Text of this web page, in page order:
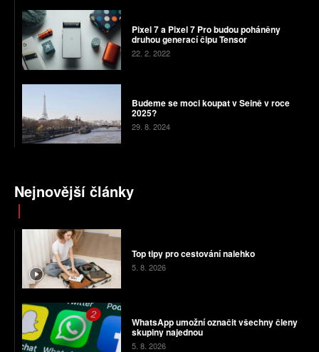
Pixel 7 a Pixel 7 Pro budou poháněny
druhou generací čipu Tensor
22. 2. 2022
Budeme se moci koupat v Seině v roce
2025?
29. 8. 2024
Nejnovější články
Top tipy pro cestování nalehko
5. 8. 2026
WhatsApp umožní označit všechny členy
skupiny najednou
5. 8. 2026